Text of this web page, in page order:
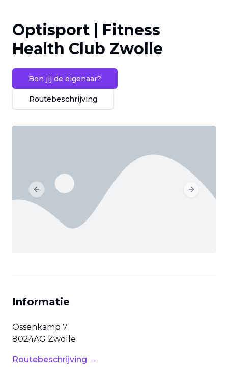
Optisport | Fitness
Health Club Zwolle
Ben jij de eigenaar?
Routebeschrijving
Previous slide Next slide
Informatie
Ossenkamp 7
8024AG Zwolle
Routebeschrijving →